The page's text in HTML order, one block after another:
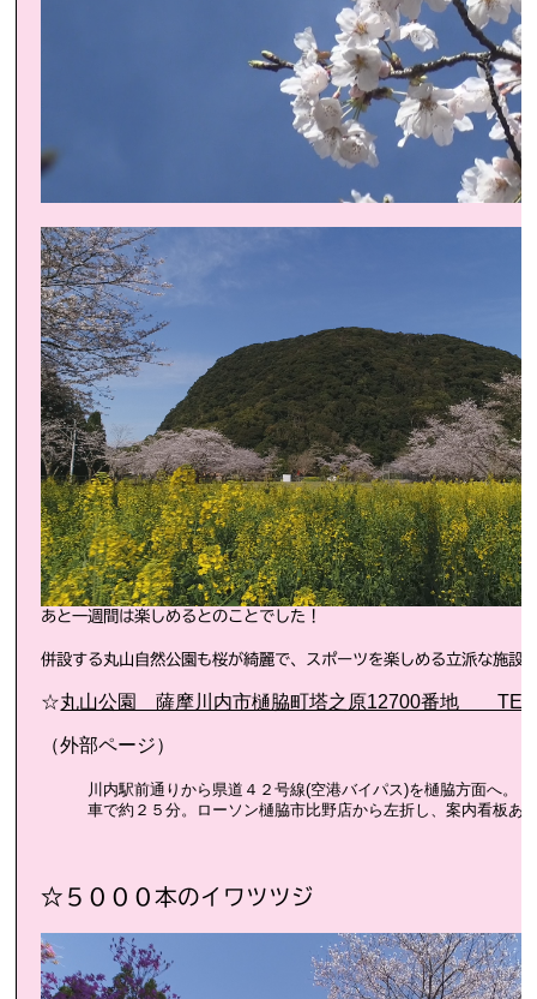
あと一週間は楽しめるとのことでした！
併設する丸山自然公園も桜が綺麗で、スポーツを楽しめる立派な施設
☆丸山公園 薩摩川内市樋脇町塔之原12700番地
（外部ページ）
川内駅前通りから県道４２号線(空港バイパス)を樋脇方面へ。
車で約２５分。ローソン樋脇市比野店から左折し、案内看板あ
☆５０００本のイワツツジ